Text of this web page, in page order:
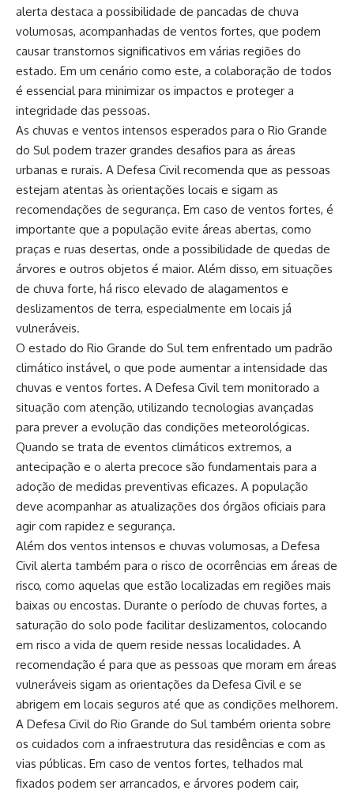
alerta destaca a possibilidade de pancadas de chuva
volumosas, acompanhadas de ventos fortes, que podem
causar transtornos significativos em várias regiões do
estado. Em um cenário como este, a colaboração de todos
é essencial para minimizar os impactos e proteger a
integridade das pessoas.
As chuvas e ventos intensos esperados para o Rio Grande
do Sul podem trazer grandes desafios para as áreas
urbanas e rurais. A Defesa Civil recomenda que as pessoas
estejam atentas às orientações locais e sigam as
recomendações de segurança. Em caso de ventos fortes, é
importante que a população evite áreas abertas, como
praças e ruas desertas, onde a possibilidade de quedas de
árvores e outros objetos é maior. Além disso, em situações
de chuva forte, há risco elevado de alagamentos e
deslizamentos de terra, especialmente em locais já
vulneráveis.
O estado do Rio Grande do Sul tem enfrentado um padrão
climático instável, o que pode aumentar a intensidade das
chuvas e ventos fortes. A Defesa Civil tem monitorado a
situação com atenção, utilizando tecnologias avançadas
para prever a evolução das condições meteorológicas.
Quando se trata de eventos climáticos extremos, a
antecipação e o alerta precoce são fundamentais para a
adoção de medidas preventivas eficazes. A população
deve acompanhar as atualizações dos órgãos oficiais para
agir com rapidez e segurança.
Além dos ventos intensos e chuvas volumosas, a Defesa
Civil alerta também para o risco de ocorrências em áreas de
risco, como aquelas que estão localizadas em regiões mais
baixas ou encostas. Durante o período de chuvas fortes, a
saturação do solo pode facilitar deslizamentos, colocando
em risco a vida de quem reside nessas localidades. A
recomendação é para que as pessoas que moram em áreas
vulneráveis sigam as orientações da Defesa Civil e se
abrigem em locais seguros até que as condições melhorem.
A Defesa Civil do Rio Grande do Sul também orienta sobre
os cuidados com a infraestrutura das residências e com as
vias públicas. Em caso de ventos fortes, telhados mal
fixados podem ser arrancados, e árvores podem cair,